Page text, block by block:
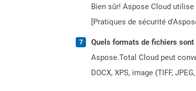
Bien sûr! Aspose Cloud
[Pratiques de sécurité
Quels formats de fichiers sont
Aspose.Total Cloud peut
DOCX, XPS, image (TIFF,